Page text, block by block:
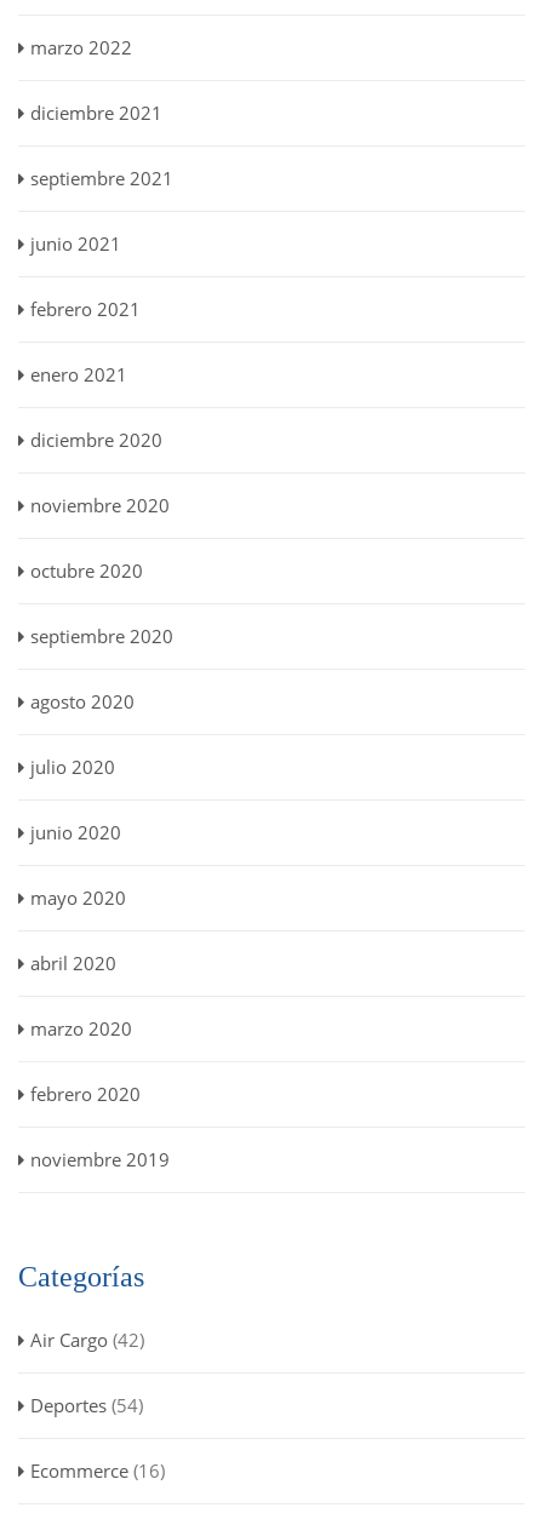
marzo 2022
diciembre 2021
septiembre 2021
junio 2021
febrero 2021
enero 2021
diciembre 2020
noviembre 2020
octubre 2020
septiembre 2020
agosto 2020
julio 2020
junio 2020
mayo 2020
abril 2020
marzo 2020
febrero 2020
noviembre 2019
Categorías
Air Cargo (42)
Deportes (54)
Ecommerce (16)